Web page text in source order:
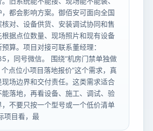
都会影响方案。御佰安可面向全国
对、设备供货、安装调试协同和售
根据点位数量、现场照片和现有设备
算。项目对接可联系董经理：
，同号微信。 围绕“机房门禁单独做
点位小项目落地报价”这个需求，真
现场边界和交付责任。这类需求适合
落地，再看设备、施工、调试、验
，不要只按一个型号或一个低价清单
项目看，最